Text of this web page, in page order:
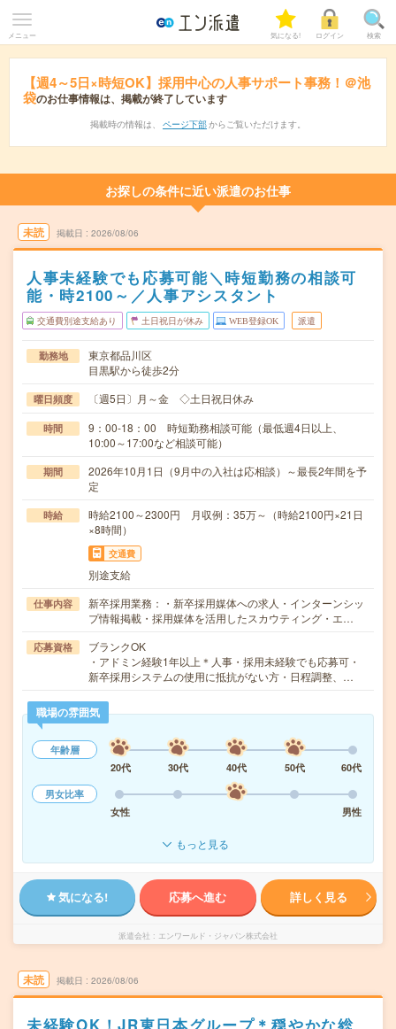
メニュー 気になる! ログイン 検索
【週4～5日×時短OK】採用中心の人事サポート事務！＠池
袋のお仕事情報は、掲載が終了しています
掲載時の情報は、 ページ下部 からご覧いただけます。
お探しの条件に近い派遣のお仕事
未読 掲載日 2026/08/06
人事未経験でも応募可能＼時短勤務の相談可
能・時2100～／人事アシスタント
交通費別途支給あり 土日祝日が休み WEB登録OK 派遣
勤務地
東京都品川区
目黒駅から徒歩2分
曜日頻度 〔週5日〕月～金 ◇土日祝日休み
時間
9：00-18：00 時短勤務相談可能（最低週4日以上、
10:00～17:00など相談可能）
期間
2026年10月1日（9月中の入社は応相談）～最長2年間を予
定
時給
時給2100～2300円 月収例：35万～（時給2100円×21日
×8時間）
交通費
別途支給
仕事内容
新卒採用業務：・新卒採用媒体への求人・インターンシッ
プ情報掲載・採用媒体を活用したスカウティング・エ…
応募資格
ブランクOK
・アドミン経験1年以上＊人事・採用未経験でも応募可・
新卒採用システムの使用に抵抗がない方・日程調整、…
職場の雰囲気
年齢層
20代
30代 40代 50代
60代
男女比率
女性
男性
もっと見る
気になる! 応募へ進む 詳しく見る
派遣会社 エンワールド・ジャパン株式会社
未読 掲載日 2026/08/06
未経験OK！JR東日本グループ＊穏やかな総